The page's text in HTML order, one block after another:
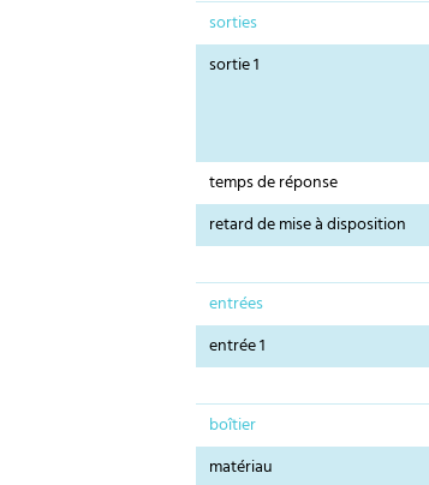
sorties
sortie 1
temps de réponse
retard de mise à disposition
entrées
entrée 1
boîtier
matériau